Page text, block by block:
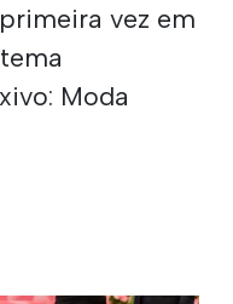
vez em
Moda